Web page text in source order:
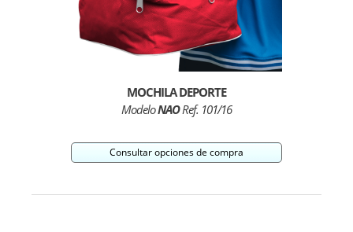
MOCHILA DEPORTE
ModeloNAORef. 101/16
Consultar opciones de compra